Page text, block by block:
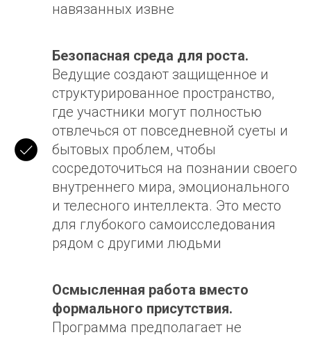
навязанных извне
Безопасная среда для роста.
Ведущие создают защищенное и
структурированное пространство,
где участники могут полностью
отвлечься от повседневной суеты и
бытовых проблем, чтобы
сосредоточиться на познании своего
внутреннего мира, эмоционального
и телесного интеллекта. Это место
для глубокого самоисследования
рядом с другими людьми
Осмысленная работа вместо
формального присутствия.
Программа предполагает не